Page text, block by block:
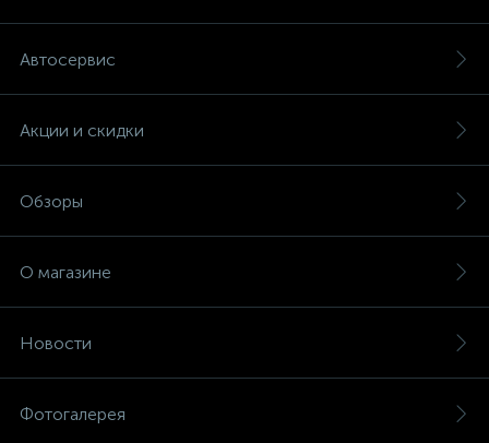
Автосервис
Акции и скидки
Обзоры
О магазине
Новости
Фотогалерея